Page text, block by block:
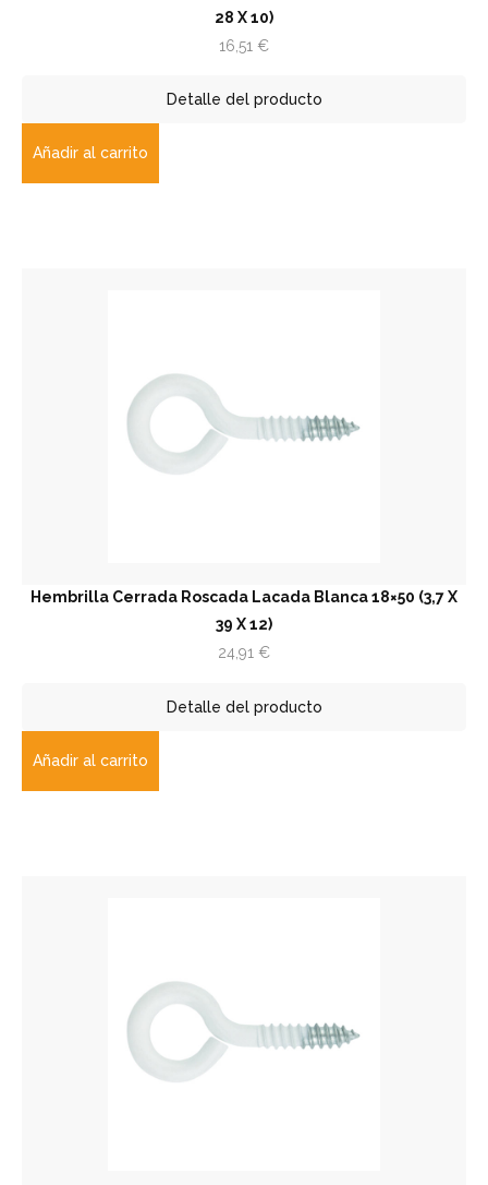
28 X 10)
16,51 €
Detalle del producto
Añadir al carrito
Hembrilla Cerrada Roscada Lacada Blanca 18×50 (3,7 X
39 X 12)
24,91 €
Detalle del producto
Añadir al carrito